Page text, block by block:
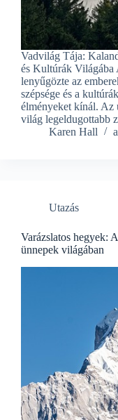
Vadvilág Tája:
és Kultúrák Világába
lenyűgözte az
szépsége és a
élményeket kínál. Az
világ legeldugottabb
Karen Hall
Utazás
Varázslatos hegyek:
ünnepek világában